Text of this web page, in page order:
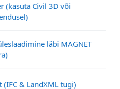
(kasuta Civil 3D või
läbi MAGNET
(IFC & LandXML tugi)